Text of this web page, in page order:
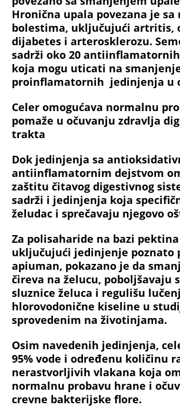
Hronična upala povezana je sa
bolestima, uključujući artritis,
dijabetes i arterosklerozu.
sadrži oko 20
koja mogu uticati na
proinflamatornih jedinjenja u
Celer omogućava normalnu
pomaže u očuvanju zdravlja
trakta
Dok jedinjenja sa
antiinflamatornim dejstvom
zaštitu čitavog digestivnog
sadrži i jedinjenja koja
želudac i sprečavaju njegovo
Za polisaharide na bazi
uključujući jedinjenje poznato
apiuman, pokazano je da
čireva na želucu, poboljšavaju
sluznice želuca i regulišu
hlorovodonične kiseline u
sprovedenim na životinjama.
Osim navedenih jedinjenja,
95% vode i određenu količinu
nerastvorljivih vlakana koja
normalnu probavu hrane i
crevne bakterijske flore.